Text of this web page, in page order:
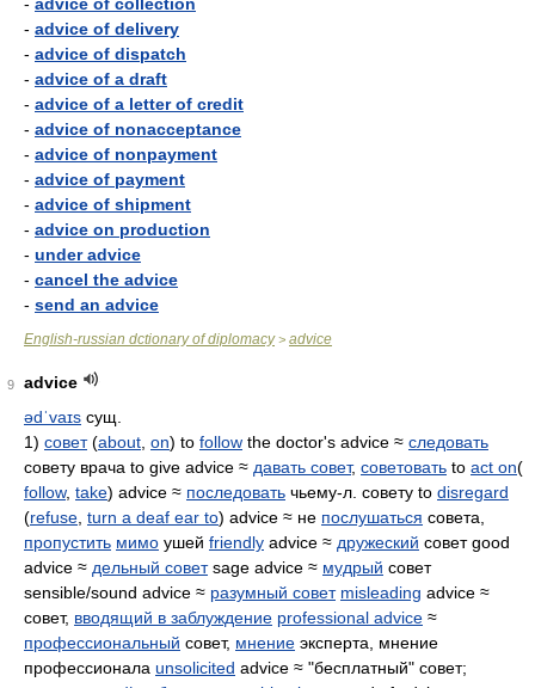
- advice of delivery
- advice of dispatch
- advice of a draft
- advice of a letter of credit
- advice of nonacceptance
- advice of nonpayment
- advice of payment
- advice of shipment
- advice on production
- under advice
- cancel the advice
- send an advice
English-russian dctionary of diplomacy> advice
9
advice
ədˈvaɪs сущ.
1) совет(about on) to follow the doctor's advice ≈ следовать
совету врача to give advice ≈ давать совет, советовать to act on(
follow, take) advice ≈ последовать чьему-л. совету to disregard
(refuse turn a deaf ear to) advice ≈ не послушаться совета,
пропустить мимо ушей friendly advice ≈ дружеский совет good
advice ≈ дельный советsage advice ≈ мудрый совет
sensible/sound advice ≈ разумный совет misleading advice ≈
совет, вводящий в заблуждение professional advice ≈
профессиональный совет, мнение эксперта, мнение
профессионала unsolicited advice ≈ "бесплатный" совет;